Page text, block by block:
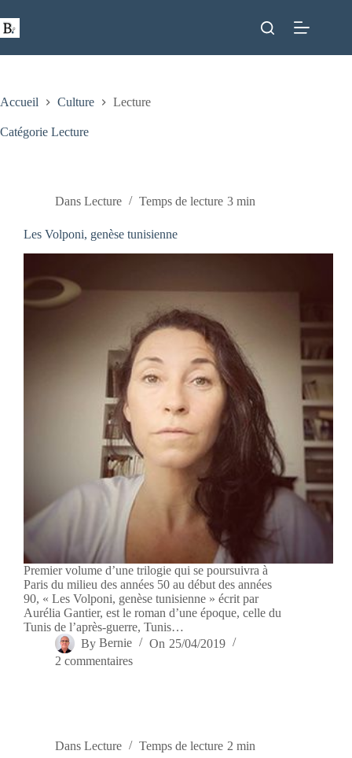
au
contenu
Accueil Culture Lecture
Catégorie Lecture
Dans Lecture Temps de lecture 3 min
Les Volponi, genèse tunisienne
Premier volume d’une trilogie qui se poursuivra à
Paris du milieu des années 50 au début des années
90, « Les Volponi, genèse tunisienne » écrit par
Aurélia Gantier, est le roman d’une époque, celle du
Tunis de l’après-guerre, Tunis…
By Bernie On 25/04/2019
2 commentaires
Dans Lecture Temps de lecture 2 min